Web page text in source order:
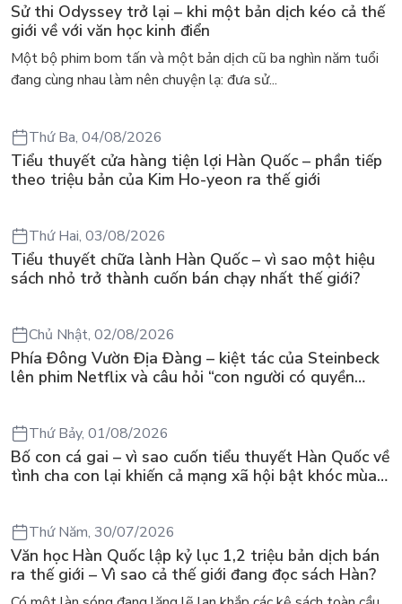
Sử thi Odyssey trở lại – khi một bản dịch kéo cả thế
giới về với văn học kinh điển
Một bộ phim bom tấn và một bản dịch cũ ba nghìn năm tuổi
đang cùng nhau làm nên chuyện lạ: đưa sử...
Thứ Ba, 04/08/2026
Tiểu thuyết cửa hàng tiện lợi Hàn Quốc – phần tiếp
theo triệu bản của Kim Ho-yeon ra thế giới
Thứ Hai, 03/08/2026
Tiểu thuyết chữa lành Hàn Quốc – vì sao một hiệu
sách nhỏ trở thành cuốn bán chạy nhất thế giới?
Chủ Nhật, 02/08/2026
Phía Đông Vườn Địa Đàng – kiệt tác của Steinbeck
lên phim Netflix và câu hỏi “con người có quyền
Thứ Bảy, 01/08/2026
Bố con cá gai – vì sao cuốn tiểu thuyết Hàn Quốc về
tình cha con lại khiến cả mạng xã hội bật khóc mùa
Thứ Năm, 30/07/2026
Văn học Hàn Quốc lập kỷ lục 1,2 triệu bản dịch bán
ra thế giới – Vì sao cả thế giới đang đọc sách Hàn?